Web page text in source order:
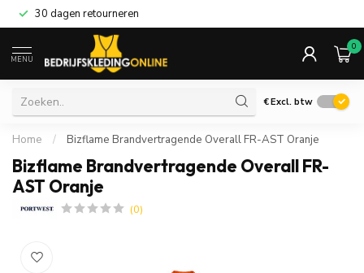
30 dagen retourneren
MENU
0
€Excl. btw
Home / Bizflame Brandvertragende Overall FR-AST Oranje
Bizflame Brandvertragende Overall FR-
AST Oranje
(0)